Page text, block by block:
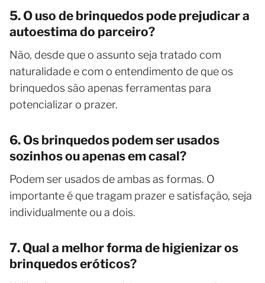
5. O uso de brinquedos pode prejudicar a
autoestima do parceiro?
Não, desde que o assunto seja tratado com
naturalidade e com o entendimento de que os
brinquedos são apenas ferramentas para
potencializar o prazer.
6. Os brinquedos podem ser usados
sozinhos ou apenas em casal?
Podem ser usados de ambas as formas. O
importante é que tragam prazer e satisfação, seja
individualmente ou a dois.
7. Qual a melhor forma de higienizar os
brinquedos eróticos?